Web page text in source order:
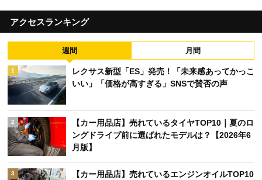
アクセスランキング
週間 月間
1
レクサス新型「ES」発売！「未来感あってかっこ
いい」「価格が高すぎる」SNSで賛否の声
2
【カー用品店】売れているタイヤTOP10｜夏のロ
ングドライブ前に選ばれたモデルは？【2026年6
月版】
3
【カー用品店】売れているエンジンオイルTOP10